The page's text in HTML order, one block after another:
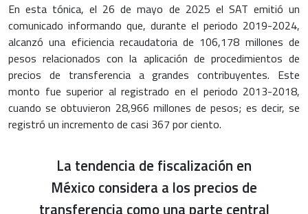
En esta tónica, el 26 de mayo de 2025 el SAT emitió un
comunicado informando que, durante el periodo 2019-2024,
alcanzó una eficiencia recaudatoria de 106,178 millones de
pesos relacionados con la aplicación de procedimientos de
precios de transferencia a grandes contribuyentes. Este
monto fue superior al registrado en el periodo 2013-2018,
cuando se obtuvieron 28,966 millones de pesos; es decir, se
registró un incremento de casi 367 por ciento.
La tendencia de fiscalización en
México considera a los precios de
transferencia como una parte central